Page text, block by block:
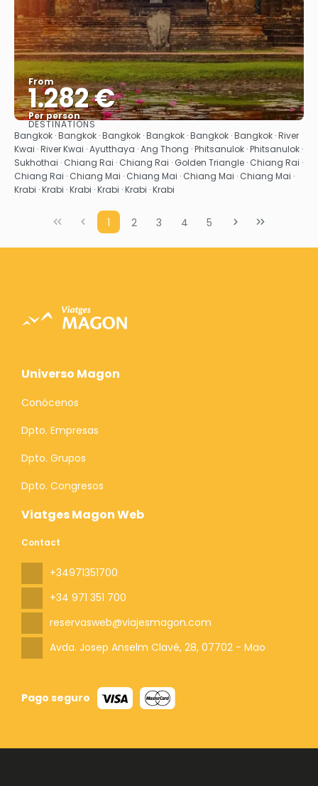
From
1.282 €
Per person
See
DESTINATIONS
Bangkok · Bangkok · Bangkok · Bangkok · Bangkok · Bangkok · River
Kwai · River Kwai · Ayutthaya · Ang Thong · Phitsanulok · Phitsanulok ·
Sukhothai · Chiang Rai · Chiang Rai · Golden Triangle · Chiang Rai ·
Chiang Rai · Chiang Mai · Chiang Mai · Chiang Mai · Chiang Mai ·
Krabi · Krabi · Krabi · Krabi · Krabi · Krabi
1 2 3 4 5
Viatges Magon Web
Contact
+34971351700
+34 971 351 700
reservasweb@viajesmagon.com
Avda. Josep Anselm Clavé, 28, 07702 - Mao
Pago seguro
Universo Magon
Conócenos
Dpto. Empresas
Dpto. Grupos
Dpto. Congresos